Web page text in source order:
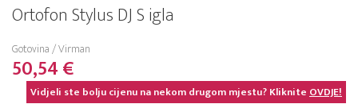
Ortofon Stylus DJ S igla
Gotovina / Virman
50,54 €
Vidjeli ste bolju cijenu na nekom drugom mjestu? KlikniteOVDJE!